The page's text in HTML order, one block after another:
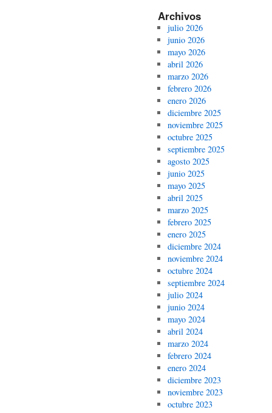
Archivos
julio 2026
junio 2026
mayo 2026
abril 2026
marzo 2026
febrero 2026
enero 2026
diciembre 2025
noviembre 2025
octubre 2025
septiembre 2025
agosto 2025
junio 2025
mayo 2025
abril 2025
marzo 2025
febrero 2025
enero 2025
diciembre 2024
noviembre 2024
octubre 2024
septiembre 2024
julio 2024
junio 2024
mayo 2024
abril 2024
marzo 2024
febrero 2024
enero 2024
diciembre 2023
noviembre 2023
octubre 2023